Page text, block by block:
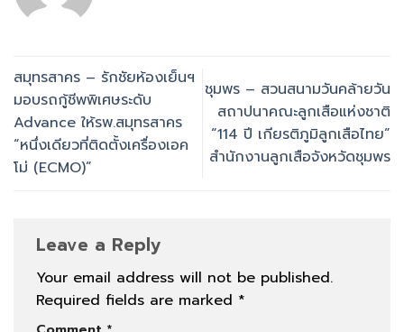
สมุทรสาคร – รักชัยห้องเย็นฯ
มอบรถกู้ชีพพิเศษระดับ
Advance ให้รพ.สมุทรสาคร
“หนึ่งเดียวที่ติดตั้งเครื่องเอค
โม่ (ECMO)”
ชุมพร – สวนสนามวันคล้ายวัน
สถาปนาคณะลูกเสือแห่งชาติ
“114 ปี เกียรติภูมิลูกเสือไทย”
สำนักงานลูกเสือจังหวัดชุมพร
Leave a Reply
Your email address will not be published.
Required fields are marked *